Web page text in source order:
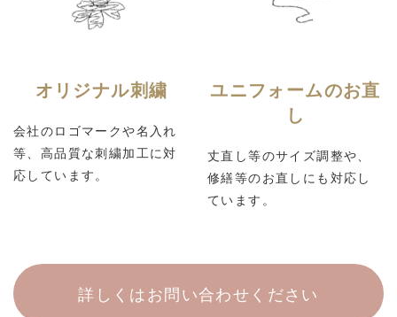
オリジナル刺繍
会社のロゴマークや名入れ
等、高品質な刺繍加工に対
応しています。
ユニフォームのお直
し
丈直し等のサイズ調整や、
修繕等のお直しにも対応し
ています。
詳しくはお問い合わせください